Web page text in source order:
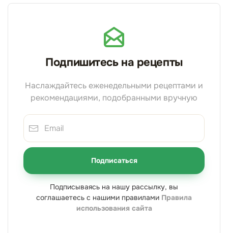
Подпишитесь на рецепты
Наслаждайтесь еженедельными рецептами и
рекомендациями, подобранными вручную
Подписаться
Подписываясь на нашу рассылку, вы
соглашаетесь с нашими правилами Правила
использования сайта